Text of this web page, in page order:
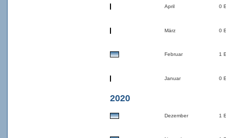
April 0
März 0
Februar 1
Januar 0
2020
Dezember 1